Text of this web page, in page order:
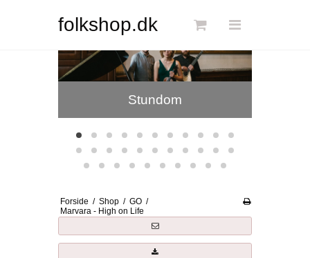
folkshop.dk
DKK
Dansk
Stundom
Jensen & Bugge
Forside / Shop / GO /
Marvara - High on Life